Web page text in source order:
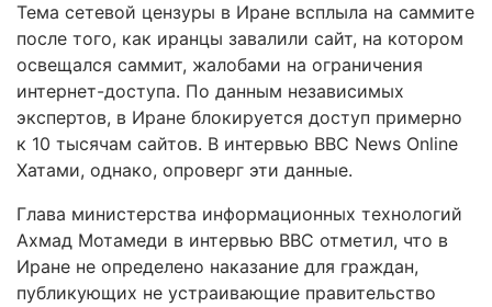
Тема сетевой цензуры в Иране всплыла на саммите
после того, как иранцы завалили сайт, на котором
освещался саммит, жалобами на ограничения
интернет-доступа. По данным независимых
экспертов, в Иране блокируется доступ примерно
к 10 тысячам сайтов. В интервью BBC News Online
Хатами, однако, опроверг эти данные.
Глава министерства информационных технологий
Ахмад Мотамеди в интервью BBC отметил, что в
Иране не определено наказание для граждан,
публикующих не устраивающие правительство